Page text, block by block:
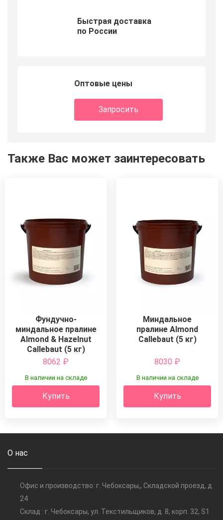
Быстрая доставка
по России
Оптовые цены
Запросить
Также Вас может заинтересовать
Фундучно-
миндальное пралине
Almond & Hazelnut
Callebaut (5 кг)
8062 ₽
В наличии на складе
Купить
Миндальное
пралине Almond
Callebaut (5 кг)
8030 ₽
В наличии на складе
Купить
О нас
Офис и производство: г. Чебоксары,, Складской проезд, д.
24
Склад : г. Чебоксары, ул. Текстильщиков, д. 8, корп. 32, S1